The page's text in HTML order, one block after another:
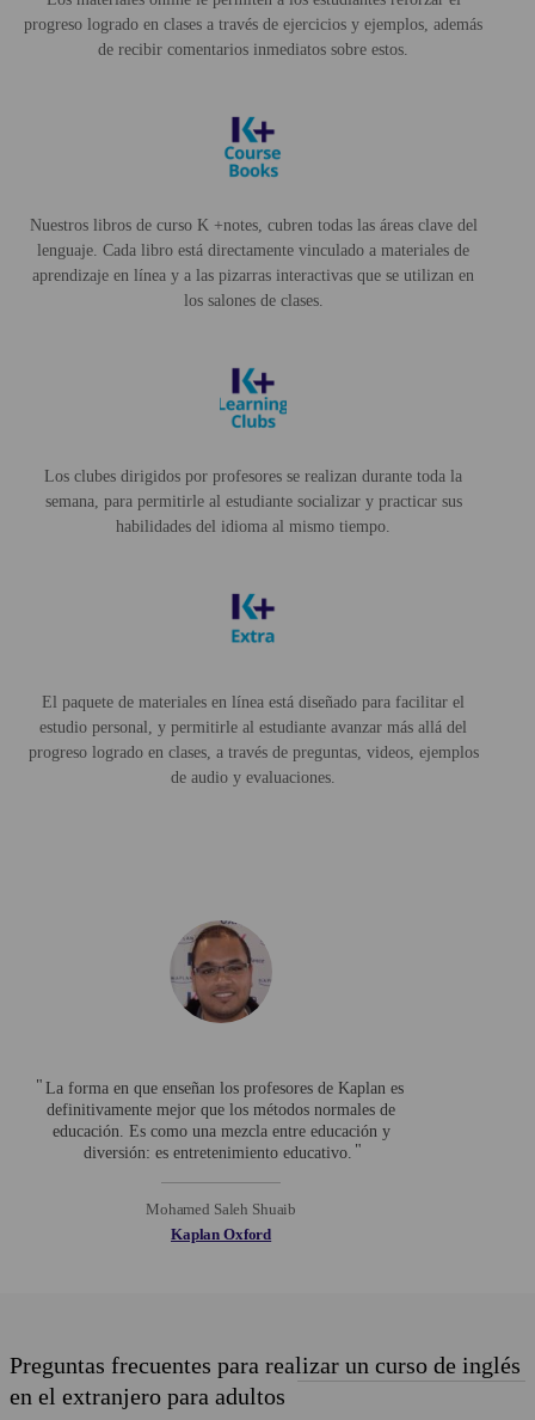
progreso logrado en clases a través de ejercicios y ejemplos, además
de recibir comentarios inmediatos sobre estos.
Nuestros libros de curso K +notes, cubren todas las áreas clave del
lenguaje. Cada libro está directamente vinculado a materiales de
aprendizaje en línea y a las pizarras interactivas que se utilizan en
los salones de clases.
Los clubes dirigidos por profesores se realizan durante toda la
semana, para permitirle al estudiante socializar y practicar sus
habilidades del idioma al mismo tiempo.
El paquete de materiales en línea está diseñado para facilitar el
estudio personal, y permitirle al estudiante avanzar más allá del
progreso logrado en clases, a través de preguntas, videos, ejemplos
de audio y evaluaciones.
La forma en que enseñan los profesores de Kaplan es
definitivamente mejor que los métodos normales de
educación. Es como una mezcla entre educación y
diversión: es entretenimiento educativo.
Mohamed Saleh Shuaib
Kaplan Oxford
Preguntas frecuentes para realizar un curso de inglés
en el extranjero para adultos